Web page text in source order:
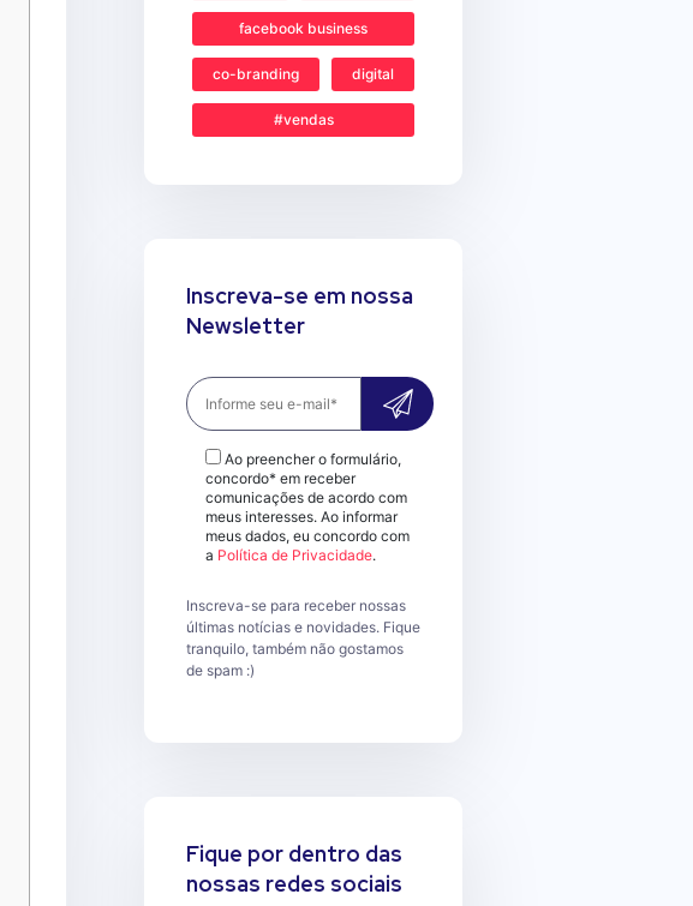
facebook business
co-branding digital
#vendas
Inscreva-se em nossa
Newsletter
Ao preencher o formulário,
concordo* em receber
comunicações de acordo com
meus interesses. Ao informar
meus dados, eu concordo com
a Política de Privacidade.
Inscreva-se para receber nossas
últimas notícias e novidades. Fique
tranquilo, também não gostamos
de spam :)
Fique por dentro das
nossas redes sociais